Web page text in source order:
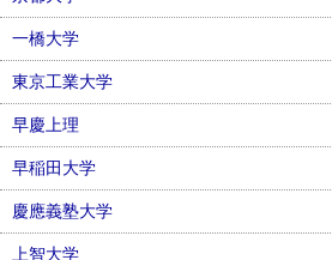
一橋大学
東京工業大学
早慶上理
早稲田大学
慶應義塾大学
上智大学